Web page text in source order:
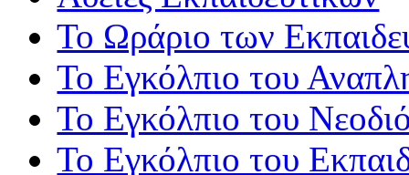
Το Ωράριο των
Το Εγκόλπιο του
Το Εγκόλπιο του
Το Εγκόλπιο του